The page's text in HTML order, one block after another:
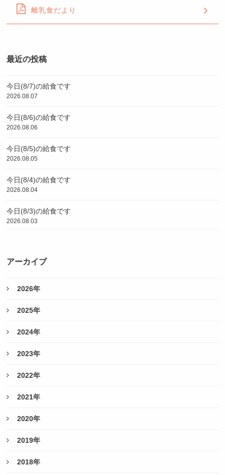
離乳食だより
最近の投稿
今日(8/7)の給食です
2026.08.07
今日(8/6)の給食です
2026.08.06
今日(8/5)の給食です
2026.08.05
今日(8/4)の給食です
2026.08.04
今日(8/3)の給食です
2026.08.03
アーカイブ
2026年
2025年
2024年
2023年
2022年
2021年
2020年
2019年
2018年